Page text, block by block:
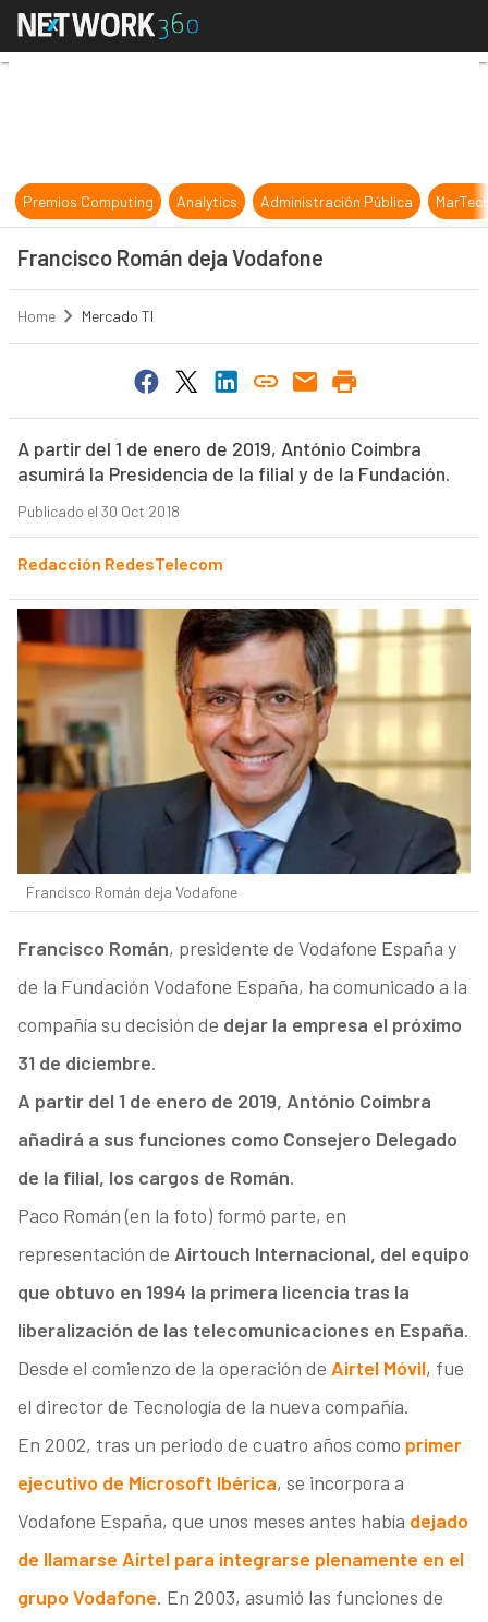
Francisco Román deja Vodafone
Premios Computing Analytics Administración Pública
Francisco Román deja Vodafone
Home Mercado TI
A partir del 1 de enero de 2019, António Coimbra
asumirá la Presidencia de la filial y de la Fundación.
Publicado el 30 Oct 2018
Redacción RedesTelecom
Francisco Román deja Vodafone
Francisco Román, presidente de Vodafone España y
de la Fundación Vodafone España, ha comunicado a la
compañía su decisión de dejar la empresa el próximo
31 de diciembre.
A partir del 1 de enero de 2019, António Coimbra
añadirá a sus funciones como Consejero Delegado
de la filial, los cargos de Román.
Paco Román (en la foto) formó parte, en
representación de Airtouch Internacional, del equipo
que obtuvo en 1994 la primera licencia tras la
liberalización de las telecomunicaciones en España.
Desde el comienzo de la operación de Airtel Móvil, fue
el director de Tecnología de la nueva compañía.
En 2002, tras un periodo de cuatro años como primer
ejecutivo de Microsoft Ibérica, se incorpora a
Vodafone España, que unos meses antes había dejado
de llamarse Airtel para integrarse plenamente en el
grupo Vodafone. En 2003, asumió las funciones de